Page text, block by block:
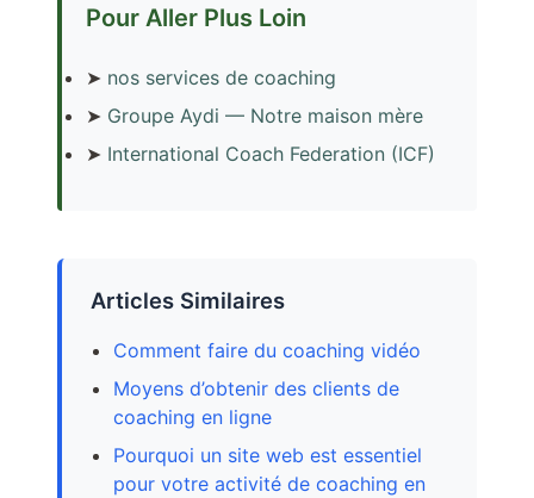
Pour Aller Plus Loin
➤ nos services de coaching
➤ Groupe Aydi — Notre maison mère
➤ International Coach Federation (ICF)
Articles Similaires
Comment faire du coaching vidéo
Moyens d’obtenir des clients de
coaching en ligne
Pourquoi un site web est essentiel
pour votre activité de coaching en